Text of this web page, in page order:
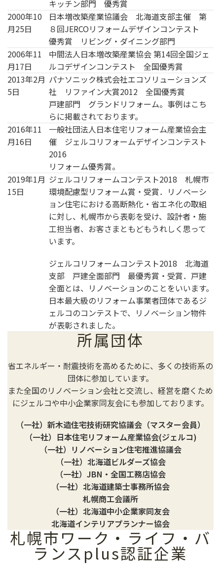
キッチン部門 優秀賞
2000年10
月25日
日本増改築産業協議会 北海道支部主催 第
８回JERCOリフォームデザインコンテスト
優秀賞 リビング・ダイニング部門
2006年11
月17日
中間法人日本増改築産業協会 第14回全国ジェ
ルコデザインコンテスト 全国優秀賞
2013年2月
5日
パナソニック株式会社エコソリューションズ
社 リファイン大賞2012 全国優秀賞
戸建部門 グランドリフォーム。事例はこち
らに掲載されております。
2016年11
月16日
一般社団法人日本住宅リフォーム産業協会主
催 ジェルコリフォームデザインコンテスト
2016
リフォーム優秀賞。
2019年1月
15日
ジェルコリフォームコンテスト2018 札幌市
環境配慮型リフォーム賞・受賞．リノベーシ
ョン住宅における高断熱化・省エネ化の取組
に対し、札幌市から表彰を受け、設計者・施
工担当者、お客さまともどもうれしく思って
います。
ジェルコリフォームコンテスト2018 北海道
支部 戸建全面部門 最優秀賞・受賞．戸建
全面とは、リノベーションのことをいいます。
日本最大級のリフォーム事業者団体であるジ
ェルコのコンテストで、リノベーション物件
が表彰されました。
所属団体
省エネルギー・耐震技術を高めるために、多くの技術系の
団体に参加しています。
また全国のリノベーション会社と交流し、経営を磨くため
にジェルコや中小企業家同友会にも参加しております。
（一社）新木造住宅技術研究協議会（マスター会員）
（一社）日本住宅リフォーム産業協会(ジェルコ)
（一社）リノベーション住宅推進協議会
（一社）北海道ビルダーズ協会
（一社）JBN・全国工務店協会
（一社）北海道建築士事務所協会
札幌商工会議所
（一社）北海道中小企業家同友会
北海道インテリアプランナー協会
札幌市ワーク・ライフ・バ
ランスplus認証企業